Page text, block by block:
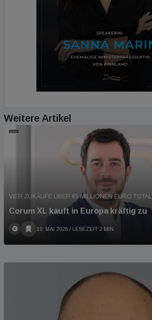
Weitere Artikel
VIER ZUKÄUFE ÜBER 65 MILLIONEN EURO TOTAL
Corum XL kauft in Europa kräftig zu
19. MAI 2026 / LESEZEIT 2 MIN